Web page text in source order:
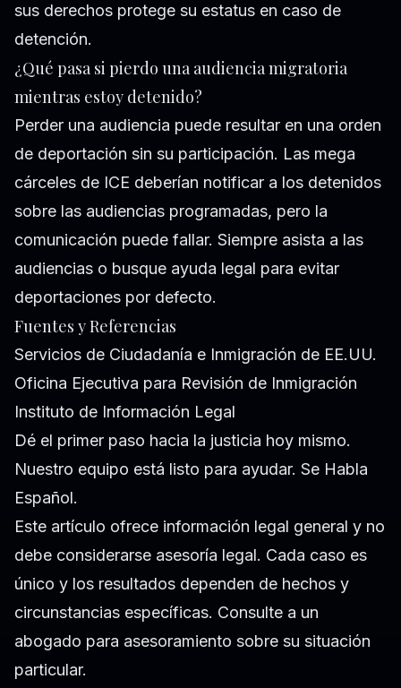
sus derechos protege su estatus en caso de
detención.
¿Qué pasa si pierdo una audiencia migratoria
mientras estoy detenido?
Perder una audiencia puede resultar en una orden
de deportación sin su participación. Las mega
cárceles de ICE deberían notificar a los detenidos
sobre las audiencias programadas, pero la
comunicación puede fallar. Siempre asista a las
audiencias o busque ayuda legal para evitar
deportaciones por defecto.
Fuentes y Referencias
Servicios de Ciudadanía e Inmigración de EE.UU.
Oficina Ejecutiva para Revisión de Inmigración
Instituto de Información Legal
Dé el primer paso hacia la justicia hoy mismo.
Nuestro equipo está listo para ayudar. Se Habla
Español.
Este artículo ofrece información legal general y no
debe considerarse asesoría legal. Cada caso es
único y los resultados dependen de hechos y
circunstancias específicas. Consulte a un
abogado para asesoramiento sobre su situación
particular.